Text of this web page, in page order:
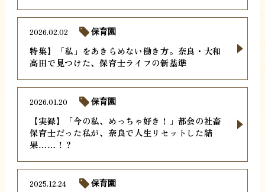
特集】「私」をあきらめない働き方。奈良・大和
高田で見つけた、保育士ライフの新基準
2026.02.02 保育園
【実録】「今の私、めっちゃ好き！」都会の社畜
保育士だった私が、奈良で人生リセットした結
果……！？
2026.01.20 保育園
2025.12.24 保育園